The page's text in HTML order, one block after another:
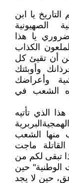
يا ابن
الصهيونية
يا هذا
الكذاب
أن تقيئ كل
وأوبئتك
وأعراضك
الشعب في
الذي تأتيه
منها الشعب
القاتلة ماجت
تبقى لكم من
الوطنية" حين
حين لا يجد